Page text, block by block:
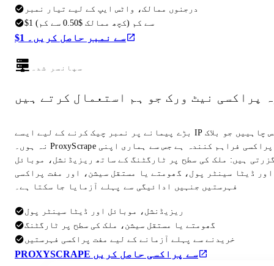
درجنوں ممالک، واٹس ایپ کے لیے تیار نمبر
$1 سے کم (کچھ ممالک $0.50 سے کم)
$1 سے نمبر حاصل کریں۔
سپانسر شدہ
پراکسی نیٹ ورک جو ہم استعمال کرتے ہیں
بڑے پیمانے پر نمبر چیک کرنے کے لیے ایسے IP ایڈریس چاہییں جو بلاک
نہ ہوں۔ ProxyScrape وہی پراکسی فراہم کنندہ ہے جس سے ہماری اپنی
گزرتی ہیں: ملک کی سطح پر ٹارگٹنگ کے ساتھ ریزیڈنشل، موبائل
اور ڈیٹا سینٹر پول، گھومتے یا مستقل سیشن، اور مفت پراکسی
فہرستیں جنہیں ادائیگی سے پہلے آزمایا جا سکتا ہے۔
ریزیڈنشل، موبائل اور ڈیٹا سینٹر پول
گھومتے یا مستقل سیشن، ملک کی سطح پر ٹارگٹنگ
خریدنے سے پہلے آزمانے کے لیے مفت پراکسی فہرستیں
PROXYSCRAPE سے پراکسی حاصل کریں